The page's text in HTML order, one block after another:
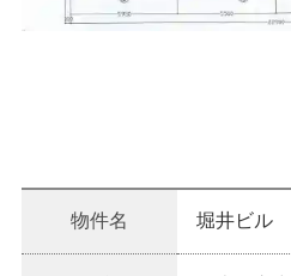
物件名 堀井ビル